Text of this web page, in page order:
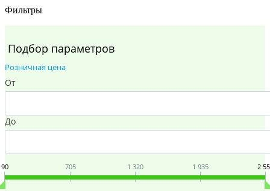
Фильтры
Подбор параметров
Розничная цена
От
До
90 705 1 320 1 935 2